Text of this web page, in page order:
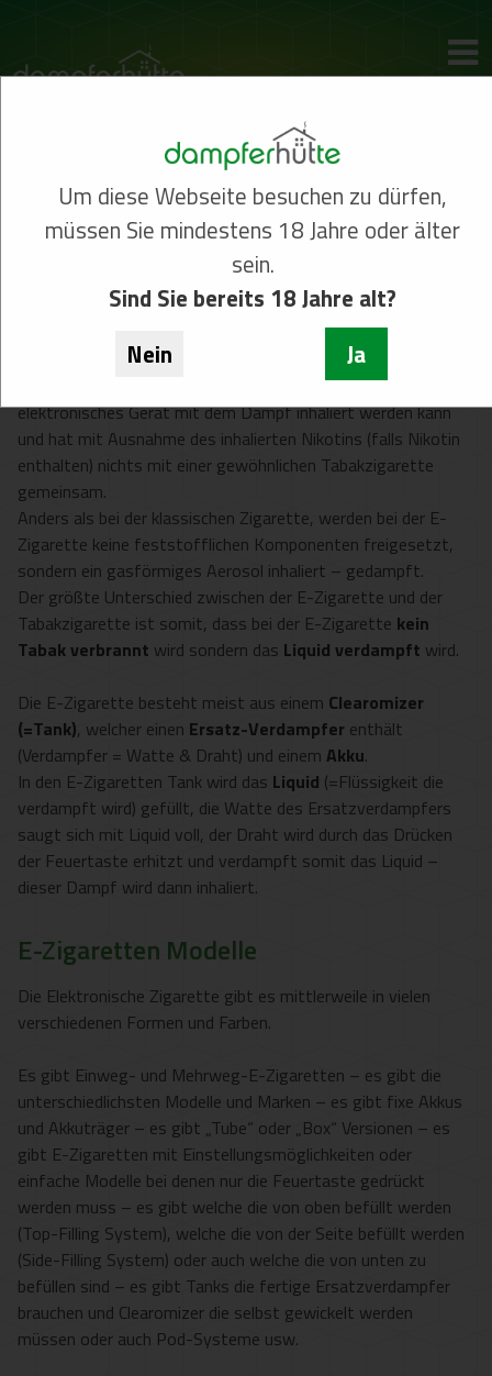
E-Zigaretten
Was ist die E-Zigarette?
Die E-Zigarette, E-Shisha oder elektronische Zigarette ist ein
elektronisches Gerät mit dem Dampf inhaliert werden kann
und hat mit Ausnahme des inhalierten Nikotins (falls Nikotin
enthalten) nichts mit einer gewöhnlichen Tabakzigarette
gemeinsam.
Anders als bei der klassischen Zigarette, werden bei der E-
Zigarette keine feststofflichen Komponenten freigesetzt,
sondern ein gasförmiges Aerosol inhaliert – gedampft.
Der größte Unterschied zwischen der E-Zigarette und der
Tabakzigarette ist somit, dass bei der E-Zigarette kein
Tabak verbrannt wird sondern das Liquid verdampft wird.
Die E-Zigarette besteht meist aus einem Clearomizer
(=Tank), welcher einen Ersatz-Verdampfer enthält
(Verdampfer = Watte & Draht) und einem Akku.
In den E-Zigaretten Tank wird das Liquid (=Flüssigkeit die
verdampft wird) gefüllt, die Watte des Ersatzverdampfers
saugt sich mit Liquid voll, der Draht wird durch das Drücken
der Feuertaste erhitzt und verdampft somit das Liquid –
dieser Dampf wird dann inhaliert.
E-Zigaretten Modelle
Die Elektronische Zigarette gibt es mittlerweile in vielen
verschiedenen Formen und Farben.
Es gibt Einweg- und Mehrweg-E-Zigaretten – es gibt die
unterschiedlichsten Modelle und Marken – es gibt fixe Akkus
und Akkuträger – es gibt „Tube“ oder „Box“ Versionen – es
gibt E-Zigaretten mit Einstellungsmöglichkeiten oder
einfache Modelle bei denen nur die Feuertaste gedrückt
werden muss – es gibt welche die von oben befüllt werden
(Top-Filling System), welche die von der Seite befüllt werden
(Side-Filling System) oder auch welche die von unten zu
befüllen sind – es gibt Tanks die fertige Ersatzverdampfer
brauchen und Clearomizer die selbst gewickelt werden
müssen oder auch Pod-Systeme usw.
Um diese Webseite besuchen zu dürfen,
müssen Sie mindestens 18 Jahre oder älter
sein.
Sind Sie bereits 18 Jahre alt?
Nein
Ja